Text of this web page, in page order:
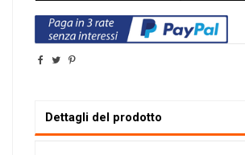
Dettagli del prodotto